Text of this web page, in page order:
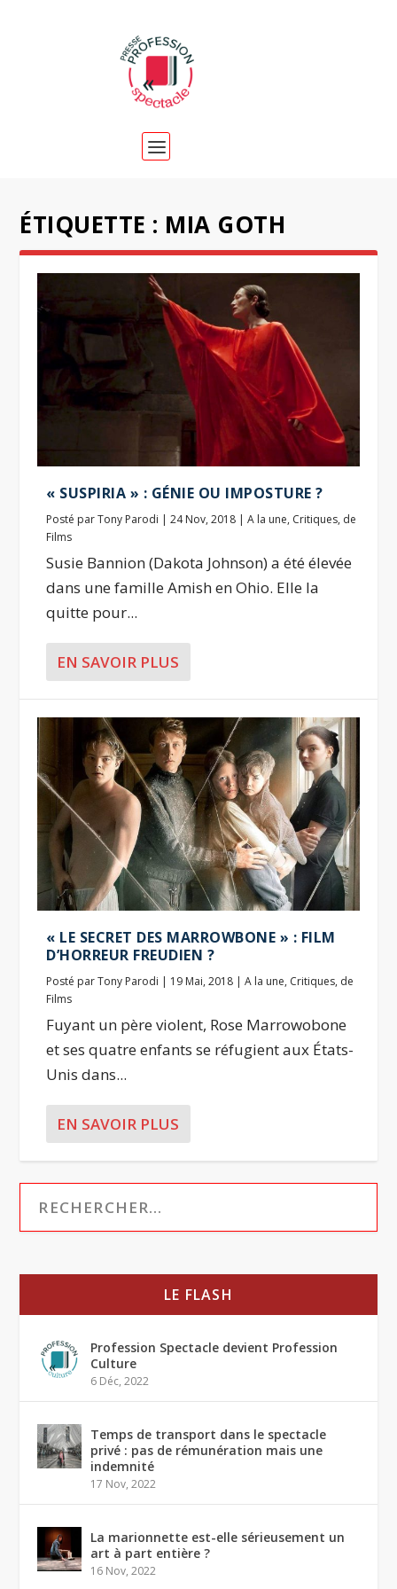
ÉTIQUETTE : MIA GOTH
« SUSPIRIA » : GÉNIE OU IMPOSTURE ?
Posté parTony Parodi |24 Nov, 2018 |A la une, Critiques, de
Films
Susie Bannion (Dakota Johnson) a été élevée
dans une famille Amish en Ohio. Elle la
quitte pour...
EN SAVOIR PLUS
« LE SECRET DES MARROWBONE » : FILM
D’HORREUR FREUDIEN ?
Posté parTony Parodi | 19 Mai, 2018 |A la une, Critiques, de
Films
Fuyant un père violent, Rose Marrowobone
et ses quatre enfants se réfugient aux États-
Unis dans...
EN SAVOIR PLUS
LE FLASH
Profession Spectacle devient Profession
Culture
6 Déc, 2022
Temps de transport dans le spectacle
privé : pas de rémunération mais une
indemnité
17 Nov, 2022
La marionnette est-elle sérieusement un
art à part entière ?
16 Nov, 2022